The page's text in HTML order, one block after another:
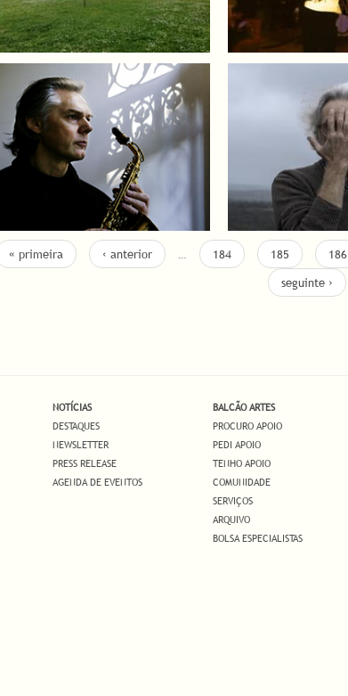
« primeira ‹ anterior … 184 185 186
seguinte ›
NOTÍCIAS
DESTAQUES
NEWSLETTER
PRESS RELEASE
AGENDA DE EVENTOS
BALCÃO ARTES
PROCURO APOIO
PEDI APOIO
TENHO APOIO
COMUNIDADE
SERVIÇOS
ARQUIVO
BOLSA ESPECIALISTAS